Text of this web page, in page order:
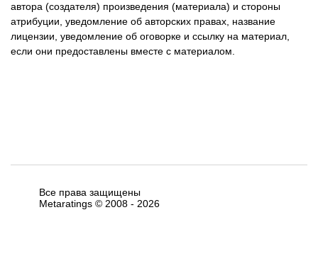
автора (создателя) произведения (материала) и стороны
атрибуции, уведомление об авторских правах, название
лицензии, уведомление об оговорке и ссылку на материал,
если они предоставлены вместе с материалом.
Все права защищены
Metaratings © 2008 - 2026